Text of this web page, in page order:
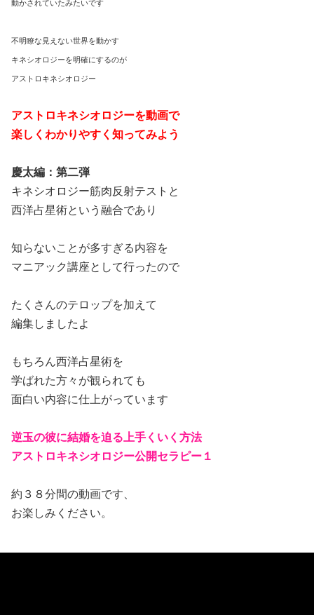
動かされていたみたいです
不明瞭な見えない世界を動かす
キネシオロジーを明確にするのが
アストロキネシオロジー
アストロキネシオロジーを動画で
楽しくわかりやすく知ってみよう
慶太編：第二弾
キネシオロジー筋肉反射テストと
西洋占星術という融合であり
知らないことが多すぎる内容を
マニアック講座として行ったので
たくさんのテロップを加えて
編集しましたよ
もちろん西洋占星術を
学ばれた方々が観られても
面白い内容に仕上がっています
逆玉の彼に結婚を迫る上手くいく方法
アストロキネシオロジー公開セラピー１
約３８分間の動画です、
お楽しみください。